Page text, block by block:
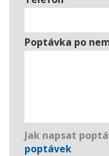
Poptávka po
Jak napsat
poptávek